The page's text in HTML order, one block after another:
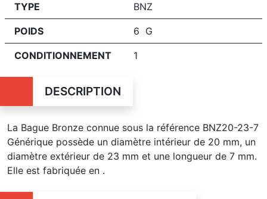
TYPE BNZ
POIDS 6 G
CONDITIONNEMENT 1
DESCRIPTION
La Bague Bronze connue sous la référence BNZ20-23-7
Générique possède un diamètre intérieur de 20 mm, un
diamètre extérieur de 23 mm et une longueur de 7 mm.
Elle est fabriquée en .